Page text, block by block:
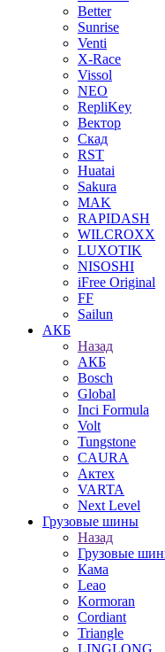
Better
Sunrise
Venti
X-Race
Vissol
NEO
RepliKey
Вектор
Скад
RST
Huatai
Sakura
MAK
RAPIDASH
WILCROXX
LUXOTIK
NISOSHI
iFree Original
FF
Sailun
АКБ
Назад
АКБ
Bosch
Global
Inci Formula
Volt
Tungstone
CAURA
Актех
VARTA
Next Level
Грузовые шины
Назад
Грузовые
Кама
Leao
Kormoran
Cordiant
Triangle
LINGLONG